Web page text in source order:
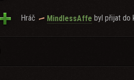
Hráč MindlessAffe byl přijat do